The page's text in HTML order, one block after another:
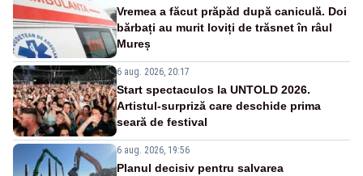
Vremea a făcut prăpăd după caniculă. Doi
bărbați au murit loviți de trăsnet în râul
Mureș
6 aug. 2026, 20:17
Start spectaculos la UNTOLD 2026.
Artistul-surpriză care deschide prima
seară de festival
6 aug. 2026, 19:56
Planul decisiv pentru salvarea